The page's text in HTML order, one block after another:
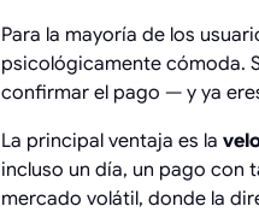
Para la mayoría de los
psicológicamente cómoda.
confirmar el pago — y ya
La principal ventaja es la
incluso un día, un pago con
mercado volátil, donde la